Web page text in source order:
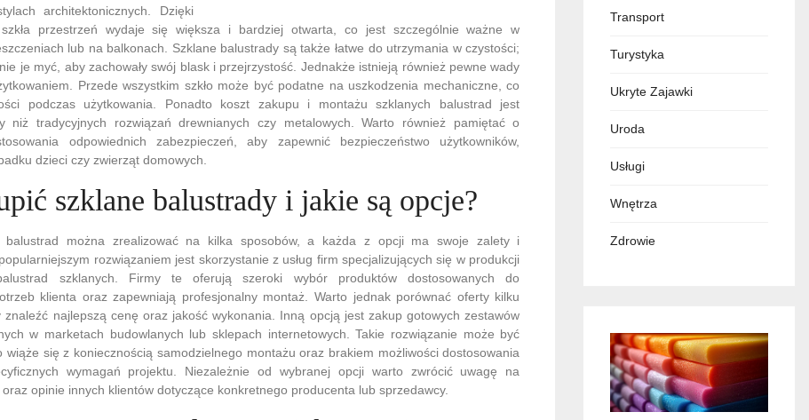
architektonicznych. Dzięki
szkła przestrzeń wydaje się większa i bardziej otwarta, co jest szczególnie ważne w
lub na balkonach. Szklane balustrady są także łatwe do utrzymania w czystości;
je myć, aby zachowały swój blask i przejrzystość. Jednakże istnieją również pewne wady
Przede wszystkim szkło może być podatne na uszkodzenia mechaniczne, co
podczas użytkowania. Ponadto koszt zakupu i montażu szklanych balustrad jest
niż tradycyjnych rozwiązań drewnianych czy metalowych. Warto również pamiętać o
odpowiednich zabezpieczeń, aby zapewnić bezpieczeństwo użytkowników,
dzieci czy zwierząt domowych.
szklane balustrady i jakie są opcje?
balustrad można zrealizować na kilka sposobów, a każda z opcji ma swoje zalety i
rozwiązaniem jest skorzystanie z usług firm specjalizujących się w produkcji
szklanych. Firmy te oferują szeroki wybór produktów dostosowanych do
klienta oraz zapewniają profesjonalny montaż. Warto jednak porównać oferty kilku
znaleźć najlepszą cenę oraz jakość wykonania. Inną opcją jest zakup gotowych zestawów
w marketach budowlanych lub sklepach internetowych. Takie rozwiązanie może być
wiąże się z koniecznością samodzielnego montażu oraz brakiem możliwości dostosowania
wymagań projektu. Niezależnie od wybranej opcji warto zwrócić uwagę na
opinie innych klientów dotyczące konkretnego producenta lub sprzedawcy.
Transport
Turystyka
Ukryte Zajawki
Uroda
Usługi
Wnętrza
Zdrowie